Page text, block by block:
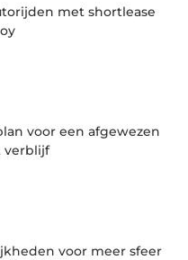
met shortlease
voor een afgewezen
verblijf
voor meer sfeer